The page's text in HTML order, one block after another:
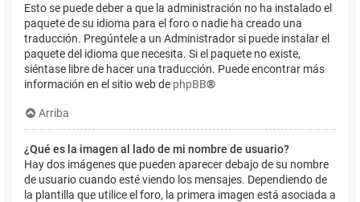
Esto se puede deber a que la administración no ha instalado el
paquete de su idioma para el foro o nadie ha creado una
traducción. Pregúntele a un Administrador si puede instalar el
paquete del idioma que necesita. Si el paquete no existe,
siéntase libre de hacer una traducción. Puede encontrar más
información en el sitio web de phpBB®
Arriba
¿Qué es la imagen al lado de mi nombre de usuario?
Hay dos imágenes que pueden aparecer debajo de su nombre
de usuario cuando esté viendo los mensajes. Dependiendo de
la plantilla que utilice el foro, la primera imagen está asociada a